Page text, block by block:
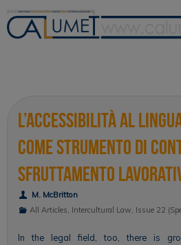
content
L’accessibilità al
come strumento di
sfruttamento
M. McBritton
All Articles Intercultural Law, Issue 22
In the legal field, too, there is